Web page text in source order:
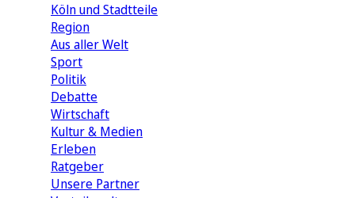
Köln und Stadtteile
Region
Aus aller Welt
Sport
Politik
Debatte
Wirtschaft
Kultur & Medien
Erleben
Ratgeber
Unsere Partner